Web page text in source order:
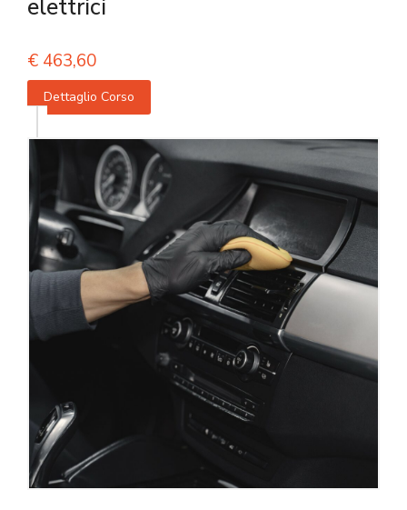
elettrici
€ 463,60
Dettaglio Corso